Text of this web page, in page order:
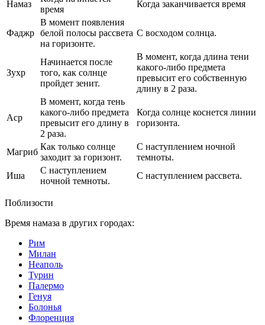
Намаз
время
Когда заканчивается время
Фаджр
В момент появления
белой полосы рассвета
на горизонте.
С восходом солнца.
Зухр
Начинается после
того, как солнце
пройдет зенит.
В момент, когда длина тени
какого-либо предмета
превысит его собственную
длину в 2 раза.
Аср
В момент, когда тень
какого-либо предмета
превысит его длину в
2 раза.
Когда солнце коснется линии
горизонта.
Магриб
Как только солнце
заходит за горизонт.
С наступлением ночной
темноты.
Иша
С наступлением
ночной темноты.
С наступлением рассвета.
Поблизости
Время намаза в других городах:
Рим
Милан
Неаполь
Турин
Палермо
Генуя
Болонья
Флоренция